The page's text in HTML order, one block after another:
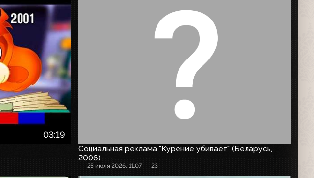
03:19
Социальная реклама "Курение убивает" (Беларусь,
2006)
25 июля 2026, 11:07 23